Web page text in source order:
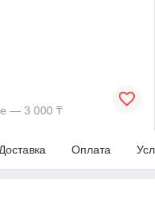
— 3 000 ₸
Доставка Оплата